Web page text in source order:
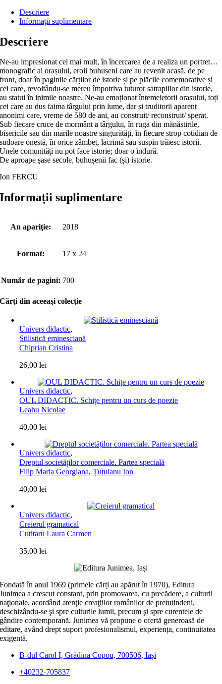
Descriere
Informații suplimentare
Descriere
Ne-au impresionat cel mai mult, în încercarea de a realiza un portret…
monografic al orașului, eroii buhușeni care au revenit acasă, de pe
front, doar în paginile cărților de istorie și pe plăcile comemorative și
cei care, revoltându-se mereu împotriva tuturor satrapiilor din istorie,
au statui în inimile noastre. Ne‑au emoționat întemeietorii orașului, toți
cei care au dus faima târgului prin lume, dar și truditorii aparent
anonimi care, vreme de 580 de ani, au construit/ reconstruit/ sperat.
Sub fiecare cruce de mormânt a târgului, în ruga din mănăstirile,
bisericile sau din marile noastre singurătăți, în fiecare strop cotidian de
sudoare onestă, în orice zâmbet, lacrimă sau suspin trăiesc istorii.
Unele comunități nu pot face istorie; doar o îndură.
De aproape șase secole, buhușenii fac (și) istorie.
Ion FERCU
Informații suplimentare
An apariţie: 2018
Format: 17 x 24
Număr de pagini: 700
Cărţi din aceeaşi colecţie
Univers didactic,
Stilistică eminesciană
Chiprian Cristina
26,00lei
Univers didactic,
OUL DIDACTIC. Schițe pentru un curs de poezie
Leahu Nicolae
40,00lei
Univers didactic,
Dreptul societăților comerciale. Partea specială
Filip Maria Georgiana,Țuțuianu Ion
40,00lei
Univers didactic,
Creierul gramatical
Cuțitaru Laura Carmen
35,00lei
Fondată în anul 1969 (primele cărți au apărut în 1970), Editura
Junimea a crescut constant, prin promovarea, cu precădere, a culturii
naţionale, acordând atenţie creaţiilor românilor de pretutindeni,
deschizându-se şi spre culturile lumii, precum şi spre curentele de
gândire contemporană. Junimea vă propune o ofertă generoasă de
editare, având drept suport profesionalismul, experiența, continuitatea
exigentă.
B-dul Carol I, Grădina Copou, 700506, Iași
+40232-705837